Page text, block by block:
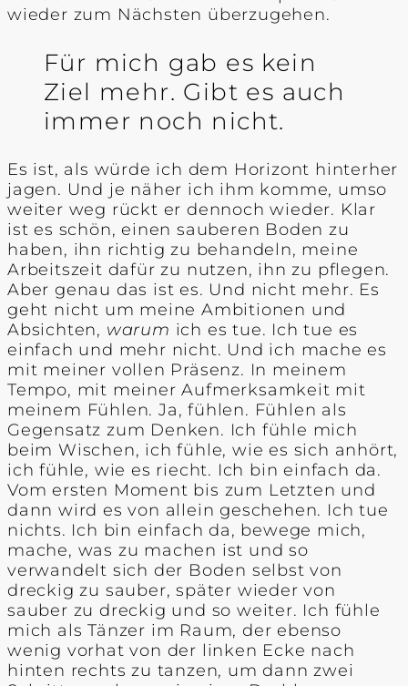
wieder zum Nächsten überzugehen.
Für mich gab es kein
Ziel mehr. Gibt es auch
immer noch nicht.
Es ist, als würde ich dem Horizont hinterher
jagen. Und je näher ich ihm komme, umso
weiter weg rückt er dennoch wieder. Klar
ist es schön, einen sauberen Boden zu
haben, ihn richtig zu behandeln, meine
Arbeitszeit dafür zu nutzen, ihn zu pflegen.
Aber genau das ist es. Und nicht mehr. Es
geht nicht um meine Ambitionen und
Absichten, warum ich es tue. Ich tue es
einfach und mehr nicht. Und ich mache es
mit meiner vollen Präsenz. In meinem
Tempo, mit meiner Aufmerksamkeit mit
meinem Fühlen. Ja, fühlen. Fühlen als
Gegensatz zum Denken. Ich fühle mich
beim Wischen, ich fühle, wie es sich anhört,
ich fühle, wie es riecht. Ich bin einfach da.
Vom ersten Moment bis zum Letzten und
dann wird es von allein geschehen. Ich tue
nichts. Ich bin einfach da, bewege mich,
mache, was zu machen ist und so
verwandelt sich der Boden selbst von
dreckig zu sauber, später wieder von
sauber zu dreckig und so weiter. Ich fühle
mich als Tänzer im Raum, der ebenso
wenig vorhat von der linken Ecke nach
hinten rechts zu tanzen, um dann zwei